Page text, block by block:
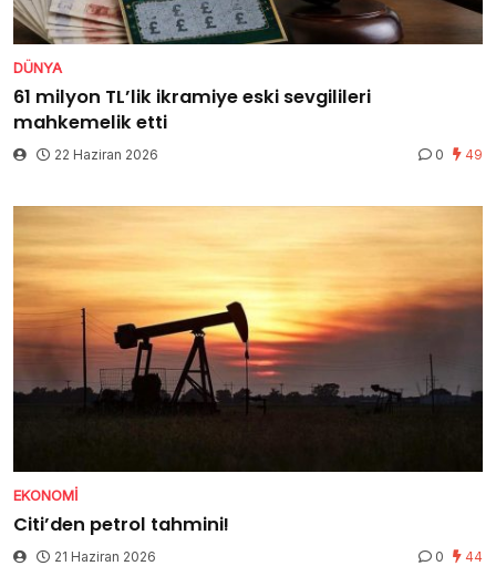
DÜNYA
61 milyon TL’lik ikramiye eski sevgilileri
mahkemelik etti
22 Haziran 2026 0 49
EKONOMI
Citi’den petrol tahmini!
21 Haziran 2026 0 44